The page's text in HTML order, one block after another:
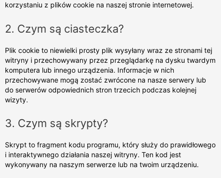
korzystaniu z plików cookie na naszej stronie internetowej.
2. Czym są ciasteczka?
Plik cookie to niewielki prosty plik wysyłany wraz ze stronami tej
witryny i przechowywany przez przeglądarkę na dysku twardym
komputera lub innego urządzenia. Informacje w nich
przechowywane mogą zostać zwrócone na nasze serwery lub
do serwerów odpowiednich stron trzecich podczas kolejnej
wizyty.
3. Czym są skrypty?
Skrypt to fragment kodu programu, który służy do prawidłowego
i interaktywnego działania naszej witryny. Ten kod jest
wykonywany na naszym serwerze lub na twoim urządzeniu.